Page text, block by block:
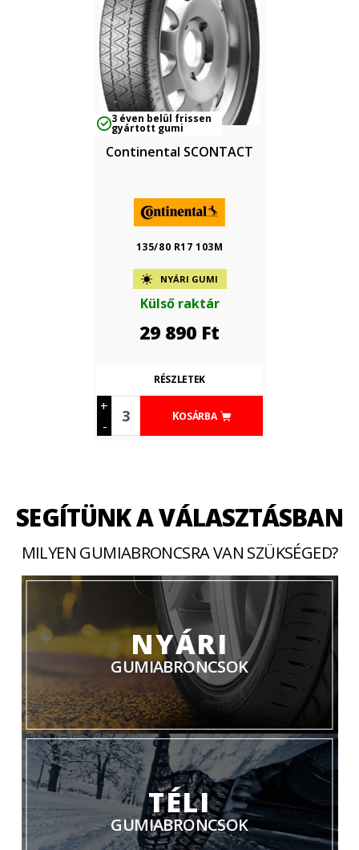
3 éven belül frissen
gyártott gumi
Continental SCONTACT
135/80 R17 103M
NYÁRI GUMI
Külső raktár
29 890 Ft
+
-
KOSÁRBA
RÉSZLETEK
SEGÍTÜNK A VÁLASZTÁSBAN
MILYEN GUMIABRONCSRA VAN SZÜKSÉGED?
NYÁRI
GUMIABRONCSOK
TÉLI
GUMIABRONCSOK